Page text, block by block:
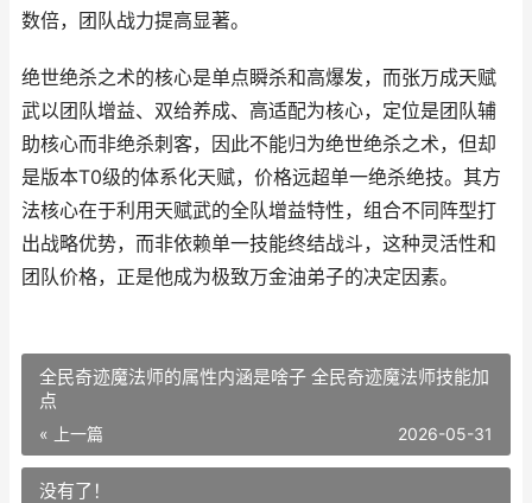
数倍，团队战力提高显著。
绝世绝杀之术的核心是单点瞬杀和高爆发，而张万成天赋
武以团队增益、双给养成、高适配为核心，定位是团队辅
助核心而非绝杀刺客，因此不能归为绝世绝杀之术，但却
是版本T0级的体系化天赋，价格远超单一绝杀绝技。其方
法核心在于利用天赋武的全队增益特性，组合不同阵型打
出战略优势，而非依赖单一技能终结战斗，这种灵活性和
团队价格，正是他成为极致万金油弟子的决定因素。
全民奇迹魔法师的属性内涵是啥子 全民奇迹魔法师技能加
点
« 上一篇 2026-05-31
没有了！